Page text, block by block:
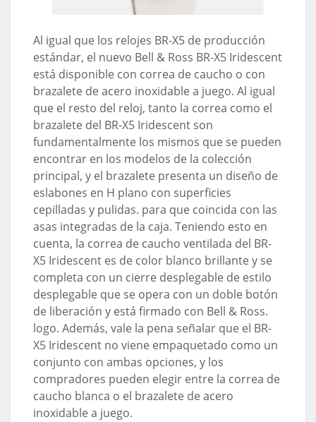
Al igual que los relojes BR-X5 de producción
estándar, el nuevo Bell & Ross BR-X5 Iridescent
está disponible con correa de caucho o con
brazalete de acero inoxidable a juego. Al igual
que el resto del reloj, tanto la correa como el
brazalete del BR-X5 Iridescent son
fundamentalmente los mismos que se pueden
encontrar en los modelos de la colección
principal, y el brazalete presenta un diseño de
eslabones en H plano con superficies
cepilladas y pulidas. para que coincida con las
asas integradas de la caja. Teniendo esto en
cuenta, la correa de caucho ventilada del BR-
X5 Iridescent es de color blanco brillante y se
completa con un cierre desplegable de estilo
desplegable que se opera con un doble botón
de liberación y está firmado con Bell & Ross.
logo. Además, vale la pena señalar que el BR-
X5 Iridescent no viene empaquetado como un
conjunto con ambas opciones, y los
compradores pueden elegir entre la correa de
caucho blanca o el brazalete de acero
inoxidable a juego.